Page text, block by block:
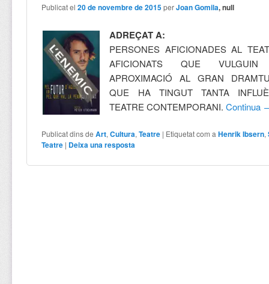
Publicat el20 de novembre de 2015 perJoan Gomila, null
ADREÇAT A:
PERSONES AFICIONADES AL
AFICIONATS QUE
APROXIMACIÓ AL GRAN
QUE HA TINGUT TANTA
TEATRE CONTEMPORANI.Continua
Publicat dins de Art,Cultura,Teatre | Etiquetat com a Henrik Ibsern,
Teatre | Deixa una resposta